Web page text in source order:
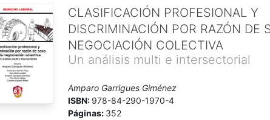
CLASIFICACIÓN PROFESIONAL Y
DISCRIMINACIÓN POR RAZÓN DE
NEGOCIACIÓN COLECTIVA
Un análisis multi e intersectorial
Amparo Garrigues Giménez
ISBN: 978-84-290-1970-4
Páginas: 352